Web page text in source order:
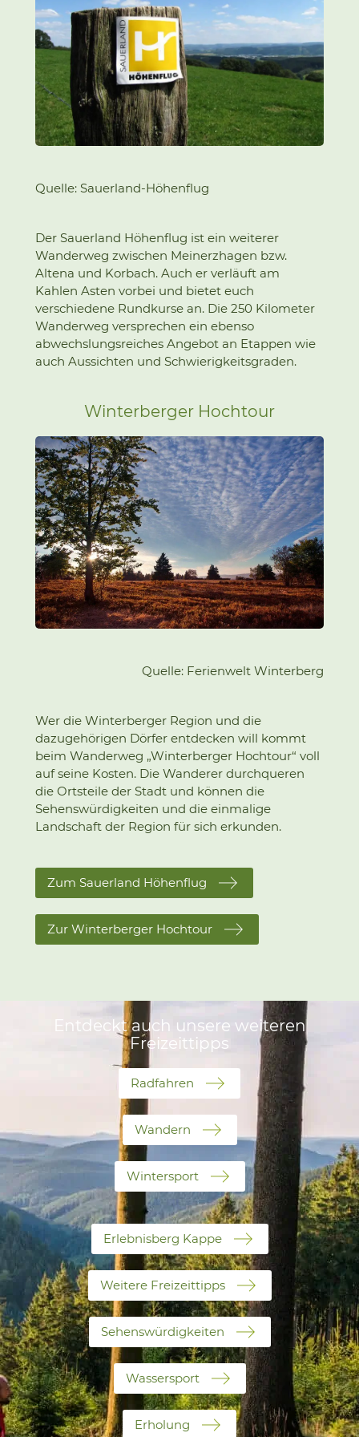
Quelle: Sauerland-Höhenflug
Der Sauerland Höhenflug ist ein weiterer
Wanderweg zwischen Meinerzhagen bzw.
Altena und Korbach. Auch er verläuft am
Kahlen Asten vorbei und bietet euch
verschiedene Rundkurse an. Die 250 Kilometer
Wanderweg versprechen ein ebenso
abwechslungsreiches Angebot an Etappen wie
auch Aussichten und Schwierigkeitsgraden.
Winterberger Hochtour
Quelle: Ferienwelt Winterberg
Wer die Winterberger Region und die
dazugehörigen Dörfer entdecken will kommt
beim Wanderweg „Winterberger Hochtour“ voll
auf seine Kosten. Die Wanderer durchqueren
die Ortsteile der Stadt und können die
Sehenswürdigkeiten und die einmalige
Landschaft der Region für sich erkunden.
Zum Sauerland Höhenflug
Zur Winterberger Hochtour
Entdeckt auch unsere weiteren
Freizeittipps
Radfahren
Wandern
Wintersport
Erlebnisberg Kappe
Weitere Freizeittipps
Sehenswürdigkeiten
Wassersport
Erholung